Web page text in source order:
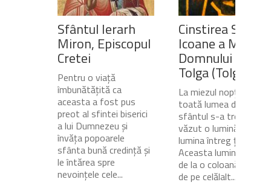
Sfântul Ierarh
Miron, Episcopul
Cretei
Pentru o viață
îmbunătățită ca
aceasta a fost pus
preot al sfintei biserici
a lui Dumnezeu și
învăța popoarele
sfânta bună credință și
le întărea spre
nevoințele cele...
Cinstirea Sfintei
Icoane a Maicii
Domnului de pe
Tolga (Tolgska)
La miezul nopții, când
toată lumea dormea,
sfântul s-a trezit și a
văzut o lumină care
lumina întreg ținutul.
Aceasta lumină venea
de la o coloană de foc
de pe celălalt...